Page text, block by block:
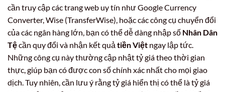
cần truy cập các trang web uy tín như Google Currency
Converter, Wise (TransferWise), hoặc các công cụ chuyển đổi
của các ngân hàng lớn, bạn có thể dễ dàng nhập số Nhân Dân
Tệcần quy đổi và nhận kết quả tiền Việt ngay lập tức.
Những công cụ này thường cập nhật tỷ giá theo thời gian
thực, giúp bạn có được con số chính xác nhất cho mọi giao
dịch. Tuy nhiên, cần lưu ý rằng tỷ giá hiển thị có thể là tỷ giá